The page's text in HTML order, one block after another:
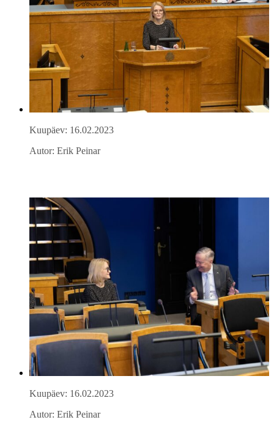
Kuupäev: 16.02.2023
Autor: Erik Peinar
Kuupäev: 16.02.2023
Autor: Erik Peinar